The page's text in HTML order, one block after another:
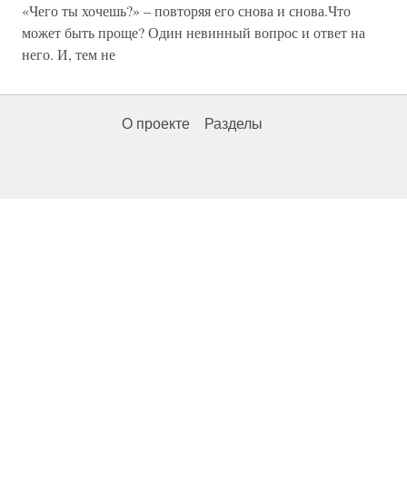
«Чего ты хочешь?» – повторяя его снова и снова.Что
может быть проще? Один невинный вопрос и ответ на
него. И, тем не
О проекте Разделы